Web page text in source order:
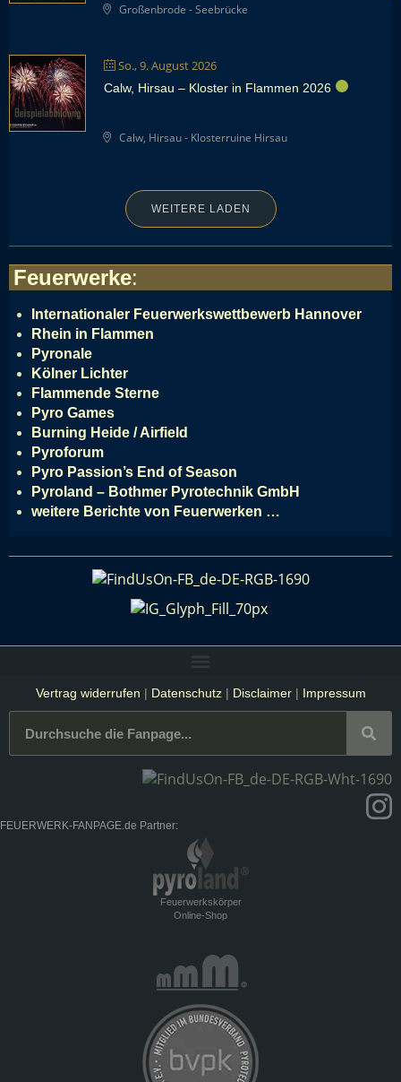
Großenbrode - Seebrücke
So., 9. August 2026
Calw, Hirsau – Kloster in Flammen 2026
Calw, Hirsau - Klosterruine Hirsau
WEITERE LADEN
Feuerwerke:
Internationaler Feuerwerkswettbewerb Hannover
Rhein in Flammen
Pyronale
Kölner Lichter
Flammende Sterne
Pyro Games
Burning Heide / Airfield
Pyroforum
Pyro Passion’s End of Season
Pyroland – Bothmer Pyrotechnik GmbH
weitere Berichte von Feuerwerken …
Vertrag widerrufen | Datenschutz| Disclaimer| Impressum
FEUERWERK-FANPAGE.de Partner:
Feuerwerkskörper
Online-Shop